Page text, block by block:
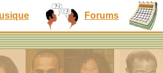
Forums